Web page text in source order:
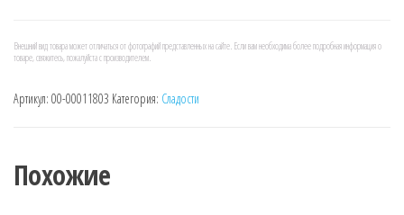
Внешний вид товара может отличаться от фотографий представленных на сайте. Если вам необходима более подробная информация о
товаре, свяжитесь, пожалуйста с производителем.
Артикул: 00-00011803 Категория: Сладости
Похожие